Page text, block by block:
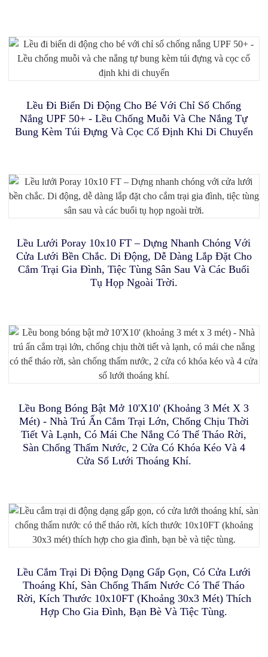
Màn Chống Muỗi Di Động Kiêm Lều Ngủ Cho Giường
Đơn, Lều Lưới Thoáng Khí Cho Trẻ Em Và Người Lớn,
Lều Đi Biển Cỡ Lớn Di Động Dành Cho Trẻ Em, Có Mái
Che Chống Tia UV, Lều Cắm Trại Trong Nhà Và Ngoài
Trời, Với Sàn Dày Có Thể Tháo Rời Để Ngủ Hoặc Làm
Lều Chơi Xếp Gọn Cho Trẻ Em Có Đèn, Nhà Hình Lục
Giác Với Thảm Có Thể Tháo Rời, Nhà Chơi Trong Nhà
Cho Trẻ Em, Quà Tặng Chủ Đề Thiên Hà Cho Trẻ 3-4
Tuổi.
Lều Ngủ Gấp Gọn Poray Cho Bé, Dùng Để Tạo Sự Riêng
Màn Che Giường Di Động, Lều Ngủ Chống Nắng, Lều
Riêng Tư Cho Trẻ Em Và Người Lớn Khi Ngủ Trong
Nhà, Có 3 Cửa, Kèm Túi Đựng.
Lều Đi Biển Di Động Cho Bé Với Chỉ Số Chống
Nắng UPF 50+ - Lều Chống Muỗi Và Che Nắng Tự
Bung Kèm Túi Đựng Và Cọc Cố Định Khi Di Chuyển
Lều Lưới Poray 10x10 FT – Dựng Nhanh Chóng Với
Cửa Lưới Bền Chắc. Di Động, Dễ Dàng Lắp Đặt Cho
Cắm Trại Gia Đình, Tiệc Tùng Sân Sau Và Các Buổi
Tụ Họp Ngoài Trời.
Lều Bong Bóng Bật Mở 10'X10' (khoảng 3 Mét X 3
Mét) - Nhà Trú Ẩn Cắm Trại Lớn, Chống Chịu Thời
Tiết Và Lạnh, Có Mái Che Nắng Có Thể Tháo Rời,
Sàn Chống Thấm Nước, 2 Cửa Có Khóa Kéo Và 4
Cửa Sổ Lưới Thoáng Khí.
Lều Cắm Trại Di Động Dạng Gấp Gọn, Có Cửa Lưới
Thoáng Khí, Sàn Chống Thấm Nước Có Thể Tháo
Rời, Kích Thước 10x10FT (khoảng 30x3 Mét) Thích
Hợp Cho Gia Đình, Bạn Bè Và Tiệc Tùng.
Chó Con Và Lồng Vận Chuyển Chó Kèm Túi Đựng Di
Động
Lều Tháp Cho Mèo, Chuồng Mèo Ngoài Trời Có Lưới
Bộ Dụng Cụ Huấn Luyện Chó Vượt Chướng Ngại Vật,
Trò Chơi Ngoài Trời Cho Chó Gồm Đường Hầm, Rào
Chắn Điều Chỉnh Được, Hộp Dừng, Đồ Chơi Và Túi
Đựng.
Lều Chuồng Nuôi Thú Nhỏ Trong Nhà Và Ngoài Trời
Lều Xông Hơi Cho Mèo ICU, Hộp Xông Hơi Cho Mèo Và
Chó, Máy Thở Oxy, Hộp Xông Hơi Gấp Gọn Chuyên
Dụng.
Cho Việc Trồng Nấm Trong Văn Phòng Và Những Người
Đam Mê Nấm Học.
Chiếc, Phòng Trồng Cây Mini, Mái Che PVC Sân Vườn
Bảo Vệ Cây Trồng Khỏi Sương Giá.
Chậu Trồng Cây Poray Riased Kèm Nhà Kính, Hộp
Trồng Cây Nâng Cao (Bộ 2 Chậu Trồng Cây Tròn 24 Inch
Và Nhà Kính)
Vườn Trồng Cây Poray Riased Có Mái Che Nhà Kính.
Trồng Hoa Trong Vườn, Có Cửa Sổ Lưới, Tấm Phủ PE
Cho Sân Sau, Bảo Vệ Khỏi Sương Giá Và Lạnh, Kèm Cọc
Cố Định.
Bộ Khung Thành Và Bóng Đá Gấp Gọn
Thanh Thiếu Niên, Lưới Bóng Đá Cho Trẻ Nhỏ.
Khung Gôn Bóng Đá Dễ Lắp Đặt, Lưới Gôn Bóng Đá Di
Động Dành Cho Trẻ Em